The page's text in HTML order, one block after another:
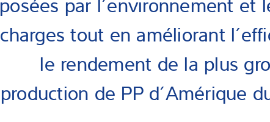
charges tout en améliorant
le rendement de la plus
production de PP d’Amérique